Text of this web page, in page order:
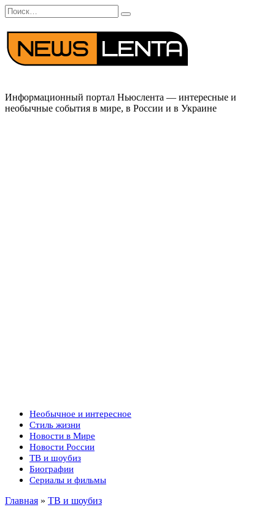
Перейти
к
содержанию
Search
for:
Информационный портал Ньюслента — интересные и
необычные события в мире, в России и в Украине
Необычное и интересное
Стиль жизни
Новости в Мире
Новости России
ТВ и шоубиз
Биографии
Сериалы и фильмы
Главная » ТВ и шоубиз